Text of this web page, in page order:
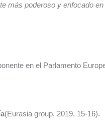
poderoso y enfocado
en el Parlamento
(Eurasia group, 2019, 15-16).